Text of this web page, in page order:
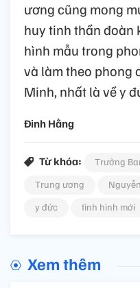
ương cũng mong
huy tinh thần đoàn
hình mẫu trong
và làm theo phong
Minh, nhất là về y
Đinh Hằng
Từ khóa: Trưởng
Trung ương
y đức
tình hình mới
Xem thêm